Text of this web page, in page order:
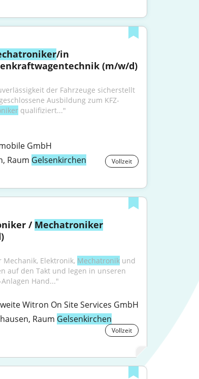
/in
(m/w/d)
der Fahrzeuge sicherstellt
Ausbildung zum KFZ-
qualifiziert..."
GmbH
Raum Gelsenkirchen Vollzeit
/ Mechatroniker
Mechanik, Elektronik, Mechatronik und
auf den Takt und legen in unseren
Hand..."
Witron On Site Services GmbH
Raum Gelsenkirchen
Vollzeit